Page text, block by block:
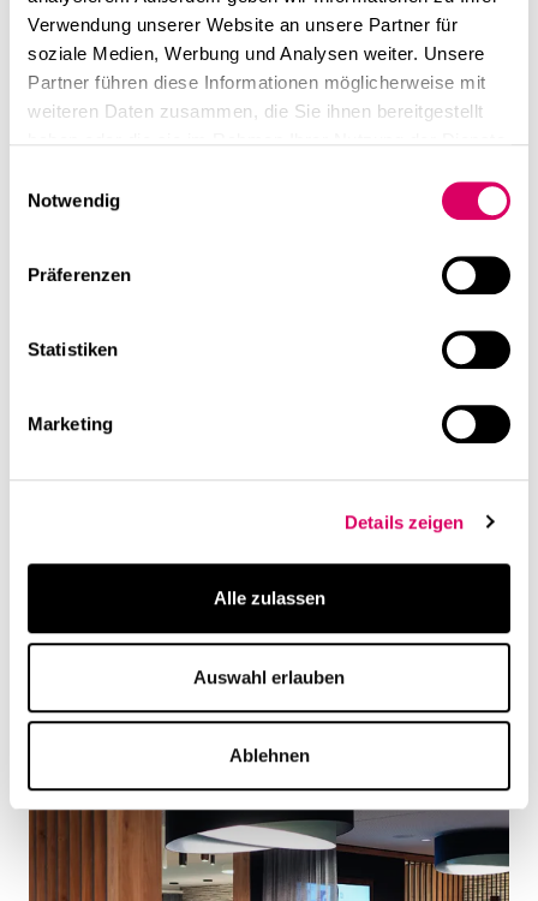
Verwendung unserer Website an unsere Partner für
soziale Medien, Werbung und Analysen weiter. Unsere
Partner führen diese Informationen möglicherweise mit
weiteren Daten zusammen, die Sie ihnen bereitgestellt
Notwendig
Präferenzen
Statistiken
Marketing
Details zeigen
Alle zulassen
Auswahl erlauben
Ablehnen